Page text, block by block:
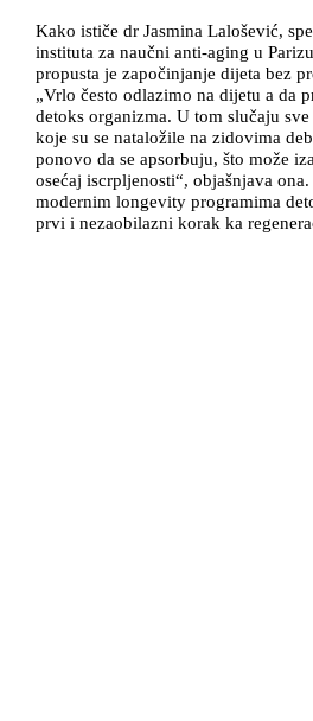
Kako ističe dr Jasmina Lalošević,
instituta za naučni anti-aging u
propusta je započinjanje dijeta bez
„Vrlo često odlazimo na dijetu a da
detoks organizma. U tom slučaju
koje su se nataložile na zidovima
ponovo da se apsorbuju, što može
osećaj iscrpljenosti“, objašnjava
modernim longevity programima
prvi i nezaobilazni korak ka